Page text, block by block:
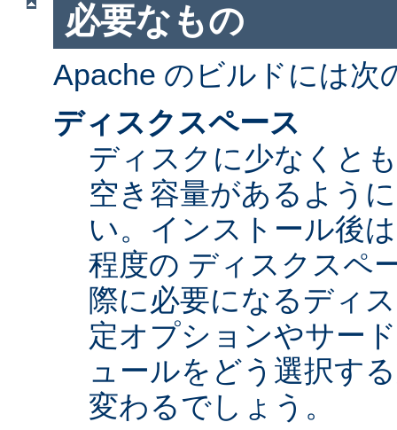
必要なもの
Apache のビルドには次
ディスクスペース
ディスクに少なくと
空き容量があるよう
い。インストール後
程度の ディスクスペ
際に必要になるディ
定オプションやサー
ュールをどう選択す
変わるでしょう。